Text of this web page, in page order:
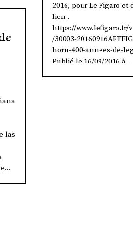
las
2016, pour Le Figaro et
lien :
https://www.lefigaro.fr/
/30003-
horn-400-annees-de-
Publié le 16/09/2016 à...